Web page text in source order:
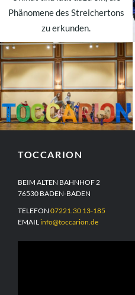
Phänomene des Streichertons
zu erkunden.
WEITERLESEN
TOCCARION
BEIM ALTEN BAHNHOF 2
76530 BADEN-BADEN
TELEFON 07221.30 13-185
EMAIL info@toccarion.de